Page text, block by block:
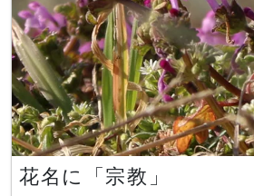
花名に「宗教」